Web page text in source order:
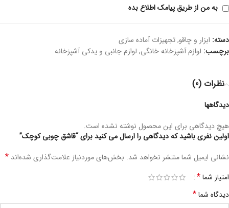
به من از طریق پیامک اطلاع بده
دسته: ابزار و چاقو,تجهیزات آماده سازی
برچسب: لوازم آشپزخانه خانگی, لوازم جانبی و یدکی آشپزخانه
نظرات (0)
دیدگاهها
هیچ دیدگاهی برای این محصول نوشته نشده است.
اولین نفری باشید که دیدگاهی را ارسال می کنید برای “قاشق چوبی کوچک”
نشانی ایمیل شما منتشر نخواهد شد. بخش‌های موردنیاز علامت‌گذاری شده‌اند *
امتیاز شما*
دیدگاه شما*